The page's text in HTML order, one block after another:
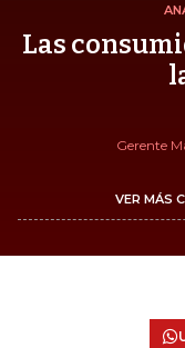
Las
Gerente
VER MÁS